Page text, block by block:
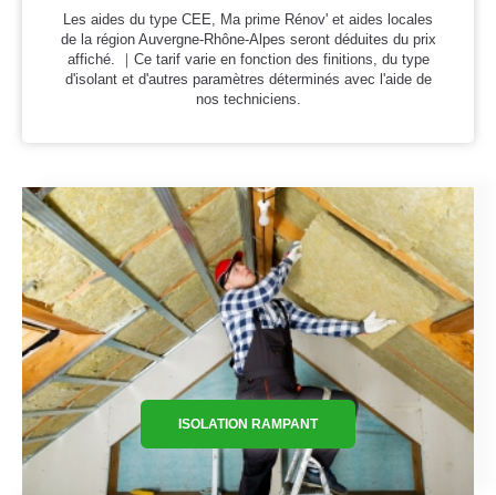
Les aides du type CEE, Ma prime Rénov' et aides locales
de la région Auvergne-Rhône-Alpes seront déduites du prix
affiché. ｜Ce tarif varie en fonction des finitions, du type
d'isolant et d'autres paramètres déterminés avec l'aide de
nos techniciens.
ISOLATION RAMPANT